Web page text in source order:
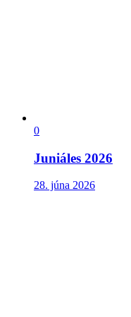
0
Juniáles 2026
28. júna 2026